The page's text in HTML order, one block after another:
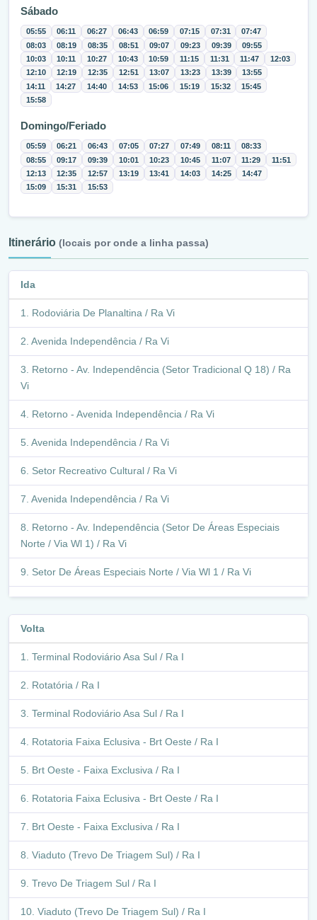
Sábado
05:55 06:11 06:27 06:43 06:59 07:15 07:31
07:47
08:03
08:19 08:35 08:51 09:07 09:23 09:39
09:55
10:03
10:11 10:27 10:43 10:59 11:15 11:31 11:47
12:03
12:10
12:19 12:35 12:51 13:07 13:23 13:39
13:55
14:11
14:27 14:40 14:53 15:06 15:19 15:32
15:45
15:58
Domingo/Feriado
05:59 06:21 06:43 07:05 07:27 07:49 08:11
08:33
08:55
09:17 09:39 10:01 10:23 10:45 11:07 11:29
11:51
12:13
12:35 12:57 13:19 13:41 14:03 14:25
14:47
15:09
15:31 15:53
Itinerário (locais por onde a linha passa)
Ida
Rodoviária De Planaltina / Ra Vi
Avenida Independência / Ra Vi
Retorno - Av. Independência (Setor Tradicional Q 18) / Ra
Vi
Retorno - Avenida Independência / Ra Vi
Avenida Independência / Ra Vi
Setor Recreativo Cultural / Ra Vi
Avenida Independência / Ra Vi
Retorno - Av. Independência (Setor De Áreas Especiais
Norte / Via Wl 1) / Ra Vi
Setor De Áreas Especiais Norte / Via Wl 1 / Ra Vi
Avenida Independência / Ra Vi
Retorno - Avenida Independência / Ra Vi
Via Wl C / Setor De Oficinas / Ra Vi
Via Wl C / Q 1 Jardim Roriz / Ra Vi
Retorno - Av. Independência (Setor Residencial Oeste) /
Ra Vi
Avenida Independência / Ra Vi
Retorno - Av. Independência (Via Wl 3 / Q 1 Jardim Roriz)
/ Ra Vi
Avenida Independência / Ra Vi
Retorno - Av. Independência (Vila Fátima - Q H) / Ra Vi
Avenida Independência / Ra Vi
Via Wl4 / Q 1 Jardim Roriz / Ra Vi
Volta
Terminal Rodoviário Asa Sul / Ra I
Rotatória / Ra I
Terminal Rodoviário Asa Sul / Ra I
Rotatoria Faixa Eclusiva - Brt Oeste / Ra I
Brt Oeste - Faixa Exclusiva / Ra I
Rotatoria Faixa Eclusiva - Brt Oeste / Ra I
Brt Oeste - Faixa Exclusiva / Ra I
Viaduto (Trevo De Triagem Sul) / Ra I
Trevo De Triagem Sul / Ra I
Viaduto (Trevo De Triagem Sul) / Ra I